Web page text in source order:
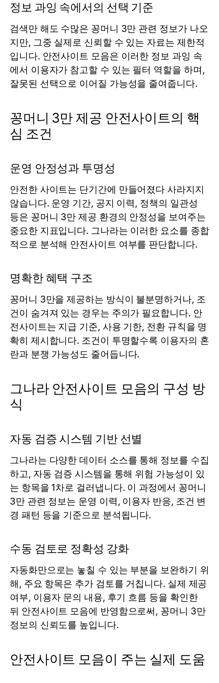
정보 과잉 속에서의 선택 기준
검색만 해도 수많은 꽁머니 3만 관련 정보가 나오
지만, 그중 실제로 신뢰할 수 있는 자료는 제한적
입니다. 안전사이트 모음은 이러한 정보 과잉 속
에서 이용자가 참고할 수 있는 필터 역할을 하며,
잘못된 선택으로 이어질 가능성을 줄여줍니다.
꽁머니 3만 제공 안전사이트의 핵
심 조건
운영 안정성과 투명성
안전한 사이트는 단기간에 만들어졌다 사라지지
않습니다. 운영 기간, 공지 이력, 정책의 일관성
등은 꽁머니 3만 제공 환경의 안정성을 보여주는
중요한 지표입니다. 그나라는 이러한 요소를 종합
적으로 분석해 안전사이트 여부를 판단합니다.
명확한 혜택 구조
꽁머니 3만을 제공하는 방식이 불분명하거나, 조
건이 숨겨져 있는 경우는 주의가 필요합니다. 안
전사이트는 지급 기준, 사용 기한, 전환 규칙을 명
확히 제시합니다. 조건이 투명할수록 이용자의 혼
란과 분쟁 가능성도 줄어듭니다.
그나라 안전사이트 모음의 구성 방
식
자동 검증 시스템 기반 선별
그나라는 다양한 데이터 소스를 통해 정보를 수집
하고, 자동 검증 시스템을 통해 위험 가능성이 있
는 항목을 1차로 걸러냅니다. 이 과정에서 꽁머니
3만 관련 정보는 운영 이력, 이용자 반응, 조건 변
경 패턴 등을 기준으로 분석됩니다.
수동 검토로 정확성 강화
자동화만으로는 놓칠 수 있는 부분을 보완하기 위
해, 주요 항목은 추가 검토를 거칩니다. 실제 제공
여부, 이용자 문의 내용, 후기 흐름 등을 확인한
뒤 안전사이트 모음에 반영함으로써, 꽁머니 3만
정보의 신뢰도를 높입니다.
안전사이트 모음이 주는 실제 도움